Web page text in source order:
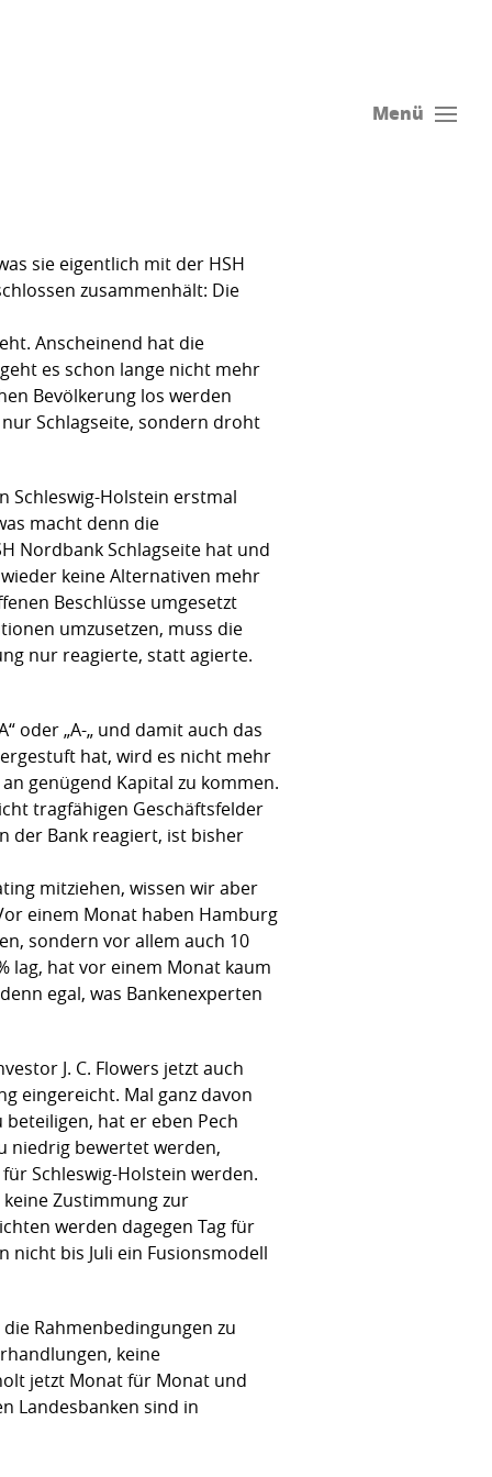
Menü
sie eigentlich mit der HSH
zusammenhält: Die
Anscheinend hat die
es schon lange nicht mehr
Bevölkerung los werden
Schlagseite, sondern droht
Schleswig-Holstein erstmal
macht denn die
Nordbank Schlagseite hat und
keine Alternativen mehr
Beschlüsse umgesetzt
umzusetzen, muss die
nur reagierte, statt agierte.
oder „A-„ und damit auch das
hat, wird es nicht mehr
genügend Kapital zu kommen.
tragfähigen Geschäftsfelder
der Bank reagiert, ist bisher
mitziehen, wissen wir aber
einem Monat haben Hamburg
sondern vor allem auch 10
lag, hat vor einem Monat kaum
egal, was Bankenexperten
J. C. Flowers jetzt auch
eingereicht. Mal ganz davon
hat er eben Pech
niedrig bewertet werden,
Schleswig-Holstein werden.
Zustimmung zur
werden dagegen Tag für
nicht bis Juli ein Fusionsmodell
Rahmenbedingungen zu
keine
jetzt Monat für Monat und
Landesbanken sind in